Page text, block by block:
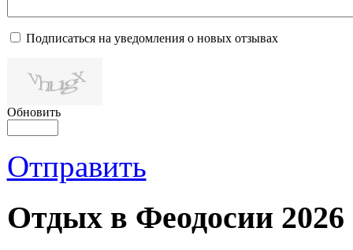
Подписаться на уведомления о новых отзывах
Обновить
Отправить
Отдых в Феодосии 2026